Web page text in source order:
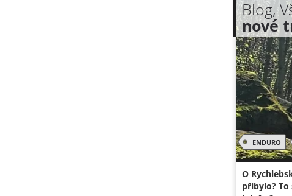
Blog,
nové
ENDURO
O
přibylo?